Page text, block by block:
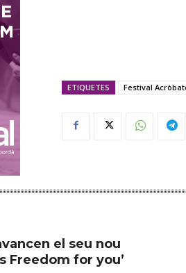
ETIQUETES Festival
el seu nou
Freedom for you’